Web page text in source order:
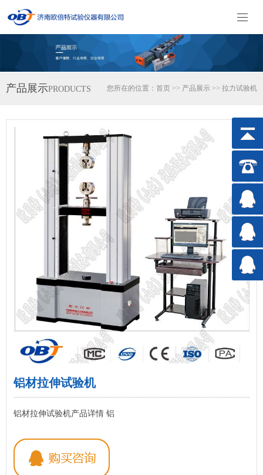
产品展示PRODUCTS 您所在的位置： 首页 >> 产品展示 >> 拉力试验机
铝材拉伸试验机
铝材拉伸试验机产品详情 铝